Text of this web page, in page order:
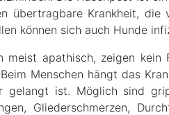
übertragbare Krankheit, die
können sich auch Hunde
meist apathisch, zeigen
Menschen hängt das
gelangt ist. Möglich sind
Gliederschmerzen,